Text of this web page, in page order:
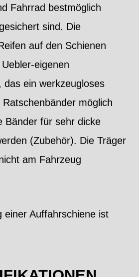
Fahrrad bestmöglich
sind. Die
auf den Schienen
eigenen
das ein werkzeugloses
möglich
Bänder für sehr dicke
(Zubehör). Die Träger
am Fahrzeug
einer Auffahrschiene ist